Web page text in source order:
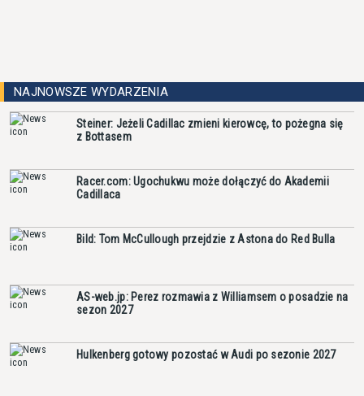
NAJNOWSZE WYDARZENIA
Steiner: Jeżeli Cadillac zmieni kierowcę, to pożegna się
z Bottasem
Racer.com: Ugochukwu może dołączyć do Akademii
Cadillaca
Bild: Tom McCullough przejdzie z Astona do Red Bulla
AS-web.jp: Perez rozmawia z Williamsem o posadzie na
sezon 2027
Hulkenberg gotowy pozostać w Audi po sezonie 2027